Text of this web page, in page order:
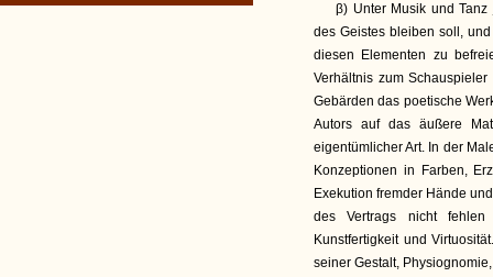
β) Unter Musik und
des Geistes bleiben soll,
diesen Elementen zu
Verhältnis zum
Gebärden das poetische
Autors auf das äußere
eigentümlicher Art. In der
Konzeptionen in Farben,
Exekution fremder Hände
des Vertrags nicht
Kunstfertigkeit und
seiner Gestalt,